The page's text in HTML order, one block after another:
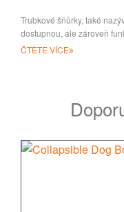
Trubkové šňůrky, také
dostupnou, ale zároveň
výrazné volné te-e
ČTĚTE VÍCE